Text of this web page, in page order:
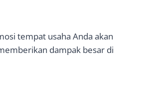
tempat usaha Anda akan
dampak besar di